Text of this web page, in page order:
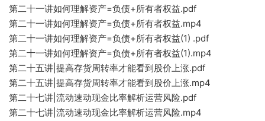
第二十一讲如何理解资产=负债+所有者权益.pdf
第二十一讲如何理解资产=负债+所有者权益.mp4
第二十一讲如何理解资产=负债+所有者权益(1) .pdf
第二十一讲如何理解资产=负债+所有者权益(1).mp4
第二十五讲|提高存货周转率才能看到股价上涨.pdf
第二十五讲|提高存货周转率才能看到股价上涨.mp4
第二十七讲|流动速动现金比率解析运营风险.pdf
第二十七讲|流动速动现金比率解析运营风险.mp4